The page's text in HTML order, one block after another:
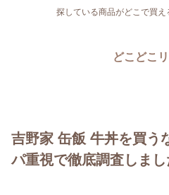
探している商品がどこで買え
どこどこ
吉野家 缶飯 牛丼を買う
パ重視で徹底調査しまし